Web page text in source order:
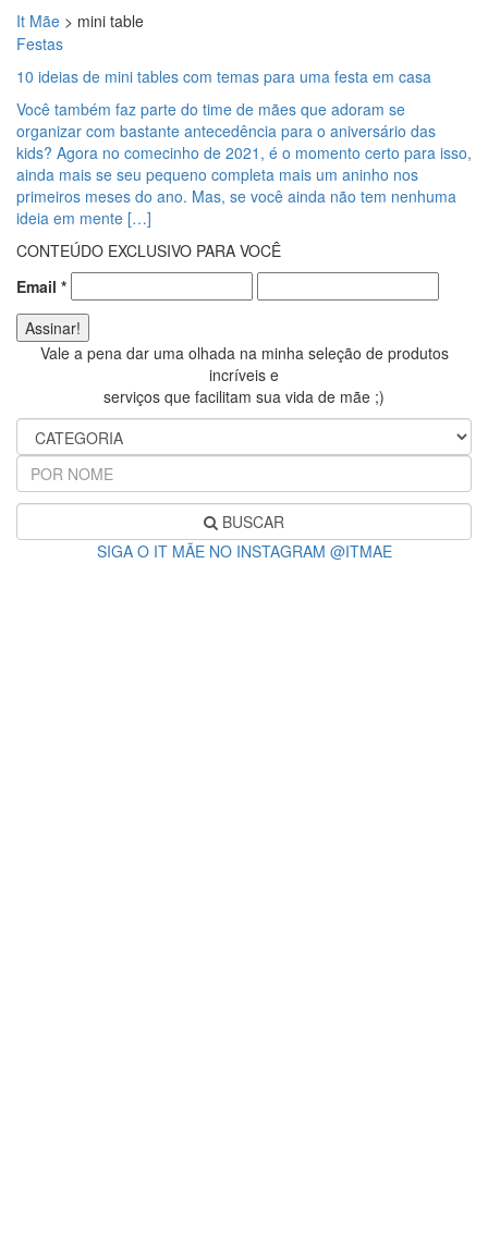
It Mãe > mini table
Festas
10 ideias de mini tables com temas para uma festa em casa
Você também faz parte do time de mães que adoram se
organizar com bastante antecedência para o aniversário das
kids? Agora no comecinho de 2021, é o momento certo para isso,
ainda mais se seu pequeno completa mais um aninho nos
primeiros meses do ano. Mas, se você ainda não tem nenhuma
ideia em mente […]
CONTEÚDO EXCLUSIVO PARA VOCÊ
Email *
Vale a pena dar uma olhada na minha seleção de produtos
incríveis e
serviços que facilitam sua vida de mãe ;)
BUSCAR
SIGA O IT MÃE NO INSTAGRAM @ITMAE